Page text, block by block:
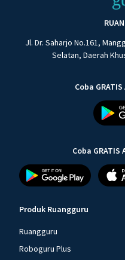
Jl. Dr. Saharjo No.161,
Selatan, Daerah
Coba
Coba
Produk Ruangguru
Ruangguru
Roboguru Plus